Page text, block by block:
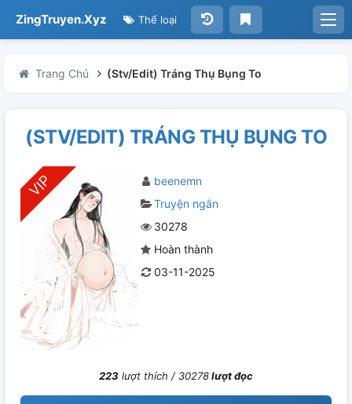
ZingTruyen.Xyz Thể loại
Trang Chủ (Stv/Edit) Tráng Thụ Bụng To
(STV/EDIT) TRÁNG THỤ BỤNG TO
beenemn
Truyện ngắn
30278
Hoàn thành
03-11-2025
223 lượt thích /30278lượt đọc